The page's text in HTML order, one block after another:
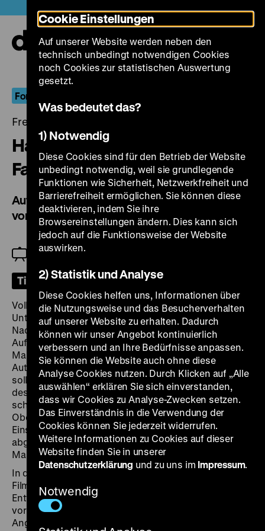
zum
Seiteninhalt
springen
Fortschritt als Versprechen
Freitag, 10. März 2023, 18.00 Uhr
Handwerker, Techniker,
Facharbeiter
Automatisierung in den Unternehmensfilmen
von Volkswagen
Günter Riederer
Tickets
Volkswagen ließ in der Nachkriegszeit zahlreiche
Unternehmensfilme herstellen, in denen die Vor- und
Nachteile der Automation thematisiert werden.
Aufwendige Kamerafahrten entlang der rotierenden
Maschinen und Förderketten geben der
Automatisierung eine ästhetische Dimension und
sollen die Vorteile der zunehmenden Technisierung
des Produktionsprozesses aufzeigen. Der schmutzige,
schwitzende „Malocher“, der mit entblößtem
Oberkörper an der Maschine steht und unter vollem
Einsatz seines Körpers die harte Arbeit verrichtet, wird
abgelöst vom Techniker im Kittel, der die
Maschinenwelt nur noch beobachtet und kontrolliert.
In den 1970er und 1980er Jahren ändern sich diese
Filmbilder erneut. Unter dem Eindruck krisenhafter
Entwicklungen in der Automobilindustrie ist es jetzt die
vorrangige Funktion der Filme, den Menschen die
Angst vor der Verdrängung durch Maschinen zu
Cookie Einstellungen
Auf unserer Website werden neben den
technisch unbedingt notwendigen Cookies
noch Cookies zur statistischen Auswertung
gesetzt.
Was bedeutet das?
1) Notwendig
Diese Cookies sind für den Betrieb der Website
unbedingt notwendig, weil sie grundlegende
Funktionen wie Sicherheit, Netzwerkfreiheit und
Barrierefreiheit ermöglichen. Sie können diese
deaktivieren, indem Sie ihre
Browsereinstellungen ändern. Dies kann sich
jedoch auf die Funktionsweise der Website
auswirken.
2) Statistik und Analyse
Diese Cookies helfen uns, Informationen über
die Nutzungsweise und das Besucherverhalten
auf unserer Website zu erhalten. Dadurch
können wir unser Angebot kontinuierlich
verbessern und an Ihre Bedürfnisse anpassen.
Sie können die Website auch ohne diese
Analyse Cookies nutzen. Durch Klicken auf „Alle
auswählen“ erklären Sie sich einverstanden,
dass wir Cookies zu Analyse-Zwecken setzen.
Das Einverständnis in die Verwendung der
Cookies können Sie jederzeit widerrufen.
Weitere Informationen zu Cookies auf dieser
Website finden Sie in unserer
Datenschutzerklärung und zu uns im Impressum.
Notwendig